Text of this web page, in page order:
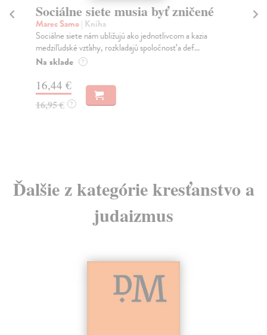
Sociálne siete musia byť zničené
Marec Samo| Kniha
Sociálne siete nám ubližujú ako jednotlivcom a kazia
medziľudské vzťahy, rozkladajú spoločnosť a def...
Na sklade ?
16,44 €
16,95 € ?
Ďalšie z kategórie kresťanstvo a
judaizmus